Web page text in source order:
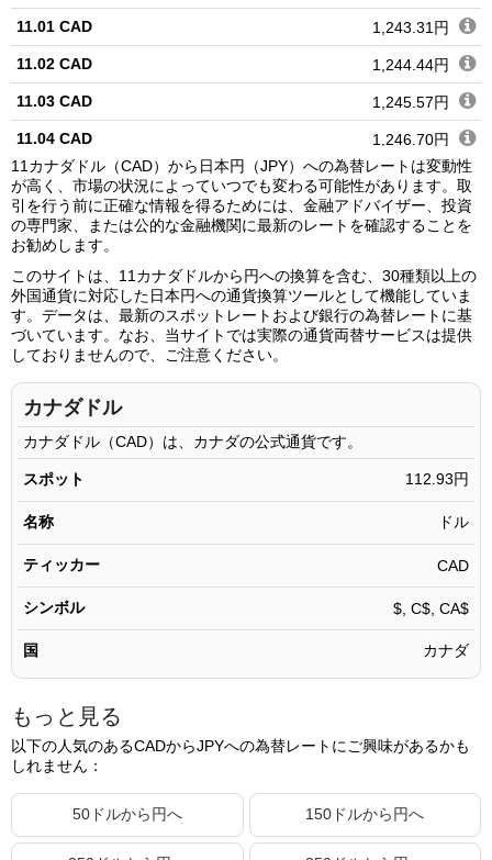
11.01 CAD 1,243.31円
11.02 CAD 1,244.44円
11.03 CAD 1,245.57円
11.04 CAD 1,246.70円
11.05 CAD 1,247.83円
11.06 CAD 1,248.96円
11.07 CAD
11.08 CAD 1,251.22円
11.09 CAD 1,252.35円
11.10 CAD
11.11 CAD
11.12 CAD
11.13 CAD 1,256.87円
11.14 CAD 1,257.99円
11.15 CAD 1,259.12円
11.16 CAD 1,260.25円
11.18 CAD 1,262.51円
11.20 CAD 1,264.77円
11.21 CAD
11.22 CAD 1,267.03円
11.23 CAD 1,268.16円
11カナダドル（CAD）から日本円（JPY）への為替レートは変動性
が高く、市場の状況によっていつでも変わる可能性があります。取
引を行う前に正確な情報を得るためには、金融アドバイザー、投資
の専門家、または公的な金融機関に最新のレートを確認することを
お勧めします。
このサイトは、11カナダドルから円への換算を含む、30種類以上の
外国通貨に対応した日本円への通貨換算ツールとして機能していま
す。データは、最新のスポットレートおよび銀行の為替レートに基
づいています。なお、当サイトでは実際の通貨両替サービスは提供
しておりませんので、ご注意ください。
カナダドル
カナダドル（CAD）は、カナダの公式通貨です。
スポット 112.93円
名称 ドル
ティッカー CAD
シンボル $, C$, CA$
国 カナダ
もっと見る
以下の人気のあるCADからJPYへの為替レートにご興味があるかも
しれません：
50ドルから円へ 150ドルから円へ